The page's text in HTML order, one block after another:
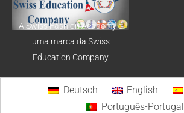
A Swiss Fashion Academy é
uma marca da Swiss
Education Company
Deutsch English
Português-Portugal